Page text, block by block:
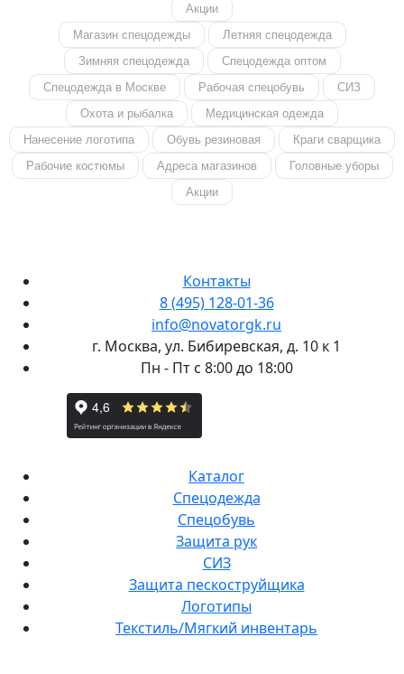
Акции
Магазин спецодежды
Летняя спецодежда
Зимняя спецодежда
Спецодежда оптом
Спецодежда в Москве
Рабочая спецобувь
СИЗ
Охота и рыбалка
Медицинская одежда
Нанесение логотипа
Обувь резиновая
Краги сварщика
Рабочие костюмы
Адреса магазинов
Головные уборы
Акции
Контакты
8 (495) 128-01-36
info@novatorgk.ru
г. Москва, ул. Бибиревская, д. 10 к 1
Пн - Пт с 8:00 до 18:00
Каталог
Спецодежда
Спецобувь
Защита рук
СИЗ
Защита пескоструйщика
Логотипы
Текстиль/Мягкий инвентарь